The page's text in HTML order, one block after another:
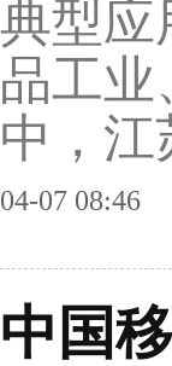
典型应
品工业
中，江
04-07 08:46
中国